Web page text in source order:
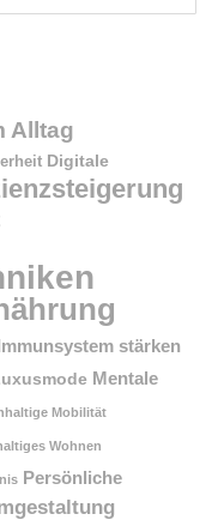
Alltag
Digitale
Immunsystem stärken
Mentale
Mobilität
Wohnen
Persönliche